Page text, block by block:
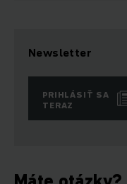
Newsletter
PRIHLÁSIŤ SA
TERAZ